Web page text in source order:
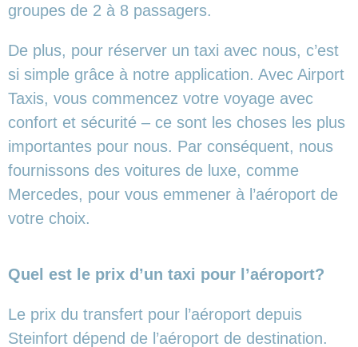
groupes de 2 à 8 passagers.
De plus, pour réserver un taxi avec nous, c’est
si simple grâce à notre application. Avec Airport
Taxis, vous commencez votre voyage avec
confort et sécurité – ce sont les choses les plus
importantes pour nous. Par conséquent, nous
fournissons des voitures de luxe, comme
Mercedes, pour vous emmener à l’aéroport de
votre choix.
Quel est le prix d’un taxi pour l’aéroport?
Le prix du transfert pour l’aéroport depuis
Steinfort dépend de l’aéroport de destination.